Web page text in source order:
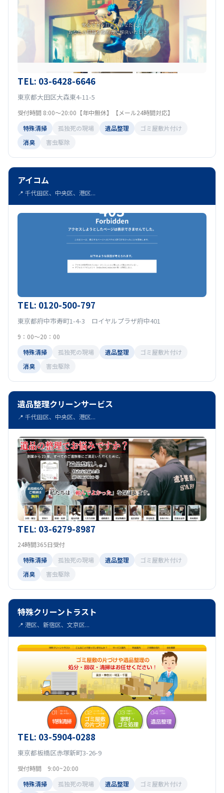
TEL: 03-6428-6646
東京都大田区大森東4-11-5
受付時間 8:00～20:00【年中無休】【メール24時間対応】
特殊清掃
孤独死の現場 遺品整理
ゴミ屋敷片付け
消臭
害虫駆除
アイコム
📍 千代田区、中央区、港区...
TEL: 0120-500-797
東京都府中市寿町1-4-3 ロイヤルプラザ府中401
9：00～20：00
特殊清掃
孤独死の現場 遺品整理
ゴミ屋敷片付け
消臭
害虫駆除
遺品整理クリーンサービス
📍 千代田区、中央区、港区...
TEL: 03-6279-8987
24時間365日受付
特殊清掃
孤独死の現場 遺品整理
ゴミ屋敷片付け
消臭
害虫駆除
特殊クリーントラスト
📍 港区、新宿区、文京区...
TEL: 03-5904-0288
東京都板橋区赤塚新町3-26-9
受付時間 9:00~20:00
特殊清掃
孤独死の現場 遺品整理
ゴミ屋敷片付け